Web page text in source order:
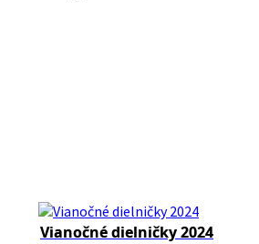
Vianočné dielničky 2024